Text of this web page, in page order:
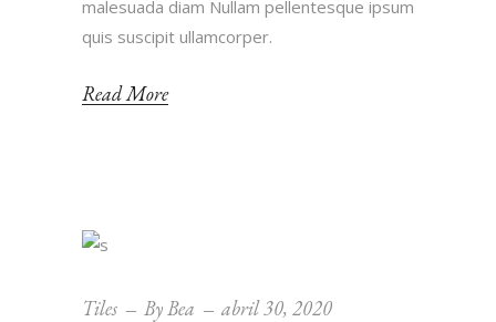
malesuada diam Nullam pellentesque ipsum
quis suscipit ullamcorper.
Read More
Tiles ByBea abril 30, 2020